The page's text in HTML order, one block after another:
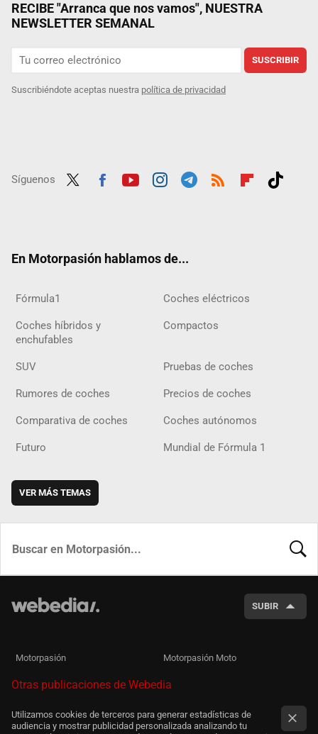
RECIBE "Arranca que nos vamos", NUESTRA
NEWSLETTER SEMANAL
SUSCRIBIR
Suscribiéndote aceptas nuestra política de privacidad
Síguenos
En Motorpasión hablamos de...
Fórmula1 Coches eléctricos
Coches híbridos y
enchufables
Compactos
SUV Pruebas de coches
Rumores de coches Precios de coches
Comparativa de coches Coches autónomos
Futuro Mundial de Fórmula 1
VER MÁS TEMAS
SUBIR
Motorpasión Motorpasión Moto
Otras publicaciones de Webedia
Utilizamos cookies de terceros para generar estadísticas de
audiencia y mostrar publicidad personalizada analizando tu